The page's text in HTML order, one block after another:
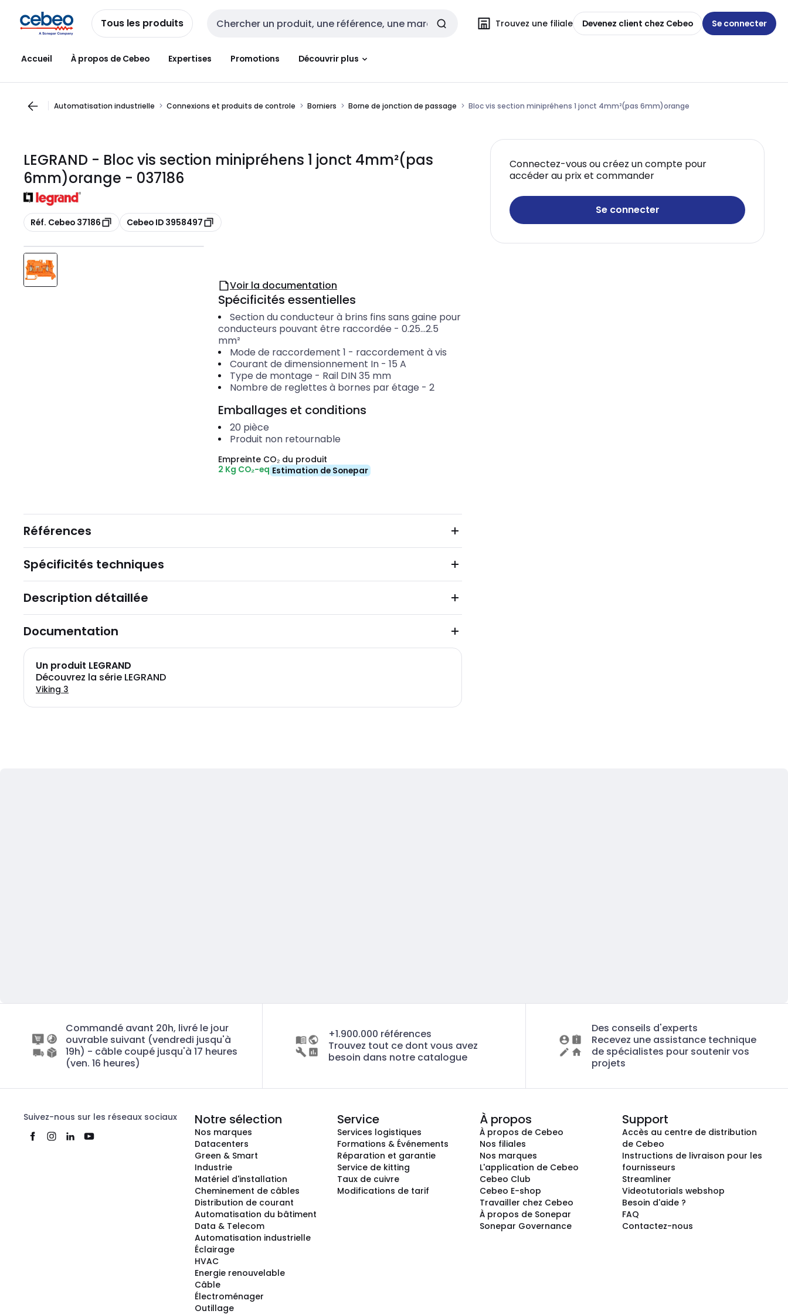
navigationau
contenu
Tous les produits Entrée de recherche Trouvez une filiale Devenez client chez Cebeo Se connecter
Accueil À propos de Cebeo Expertises Promotions Découvrir plus
Automatisation industrielle Connexions et produits de controle Borniers Borne de jonction de passage Bloc vis section minipréhens 1 jonct 4mm²(pas 6mm)orange
LEGRAND - Bloc vis section minipréhens 1 jonct 4mm²(pas
6mm)orange - 037186
Copier
Réf. Cebeo 37186 Copier
Cebeo ID 3958497
Connectez-vous ou créez un compte pour
accéder au prix et commander
Se connecter
Voir la documentation
Spécificités essentielles
Section du conducteur à brins fins sans gaine pour
conducteurs pouvant être raccordée - 0.25...2.5
mm²
Mode de raccordement 1 - raccordement à vis
Courant de dimensionnement In- 15 A
Type de montage - Rail DIN 35 mm
Nombre de reglettes à bornes par étage - 2
Emballages et conditions
20 pièce
Produit non retournable
Empreinte CO₂ du produit
2 Kg CO₂-eq Estimation de Sonepar
Références
Spécificités techniques
Description détaillée
Documentation
Un produit LEGRAND
Découvrez la série LEGRAND
Viking 3
Commandé avant 20h, livré le jour
ouvrable suivant (vendredi jusqu'à
19h) - câble coupé jusqu'à 17 heures
(ven. 16 heures)
+1.900.000 références
Trouvez tout ce dont vous avez
besoin dans notre catalogue
Des conseils d'experts
Recevez une assistance technique
de spécialistes pour soutenir vos
projets
Suivez-nous sur les réseaux sociaux Notre sélection
Nos marques
Datacenters
Green & Smart
Industrie
Matériel d'installation
Cheminement de câbles
Distribution de courant
Automatisation du bâtiment
Data & Telecom
Automatisation industrielle
Éclairage
HVAC
Energie renouvelable
Câble
Électroménager
Outillage
Service
Services logistiques
Formations & Événements
Réparation et garantie
Service de kitting
Taux de cuivre
Modifications de tarif
À propos
À propos de Cebeo
Nos filiales
Nos marques
L'application de Cebeo
Cebeo Club
Cebeo E-shop
Travailler chez Cebeo
À propos de Sonepar
Sonepar Governance
Support
Accès au centre de distribution
de Cebeo
Instructions de livraison pour les
fournisseurs
Streamliner
Videotutorials webshop
Besoin d'aide ?
FAQ
Contactez-nous